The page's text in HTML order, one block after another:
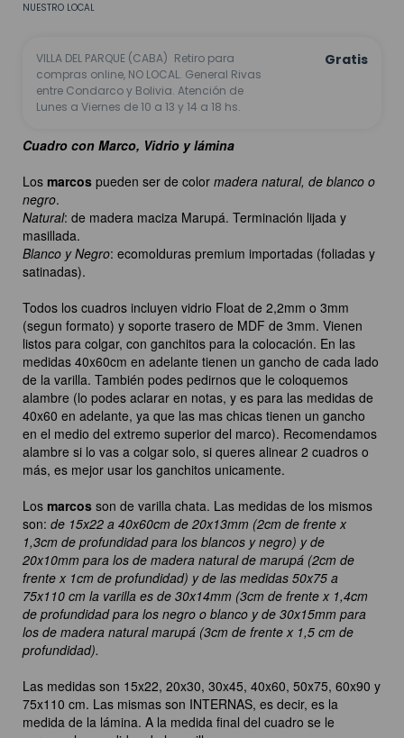
NUESTRO LOCAL
VILLA DEL PARQUE (CABA) Retiro para
compras online, NO LOCAL. General Rivas
entre Condarco y Bolivia. Atención de
Lunes a Viernes de 10 a 13 y 14 a 18 hs.
Gratis
Cuadro con Marco, Vidrio y lámina
Los marcos pueden ser de color madera natural, de blanco o
negro.
Natural: de madera maciza Marupá. Terminación lijada y
masillada.
Blanco y Negro: ecomolduras premium importadas (foliadas y
satinadas).
Todos los cuadros incluyen vidrio Float de 2,2mm o 3mm
(segun formato) y soporte trasero de MDF de 3mm. Vienen
listos para colgar, con ganchitos para la colocación. En las
medidas 40x60cm en adelante tienen un gancho de cada lado
de la varilla. También podes pedirnos que le coloquemos
alambre (lo podes aclarar en notas, y es para las medidas de
40x60 en adelante, ya que las mas chicas tienen un gancho
en el medio del extremo superior del marco). Recomendamos
alambre si lo vas a colgar solo, si queres alinear 2 cuadros o
más, es mejor usar los ganchitos unicamente.
Los marcos son de varilla chata. Las medidas de los mismos
son: de 15x22 a 40x60cm de 20x13mm (2cm de frente x
1,3cm de profundidad para los blancos y negro) y de
20x10mm para los de madera natural de marupá (2cm de
frente x 1cm de profundidad) y de las medidas 50x75 a
75x110 cm la varilla es de 30x14mm (3cm de frente x 1,4cm
de profundidad para los negro o blanco y de 30x15mm para
los de madera natural marupá (3cm de frente x 1,5 cm de
profundidad).
Las medidas son 15x22, 20x30, 30x45, 40x60, 50x75, 60x90 y
75x110 cm. Las mismas son INTERNAS, es decir, es la
medida de la lámina. A la medida final del cuadro se le